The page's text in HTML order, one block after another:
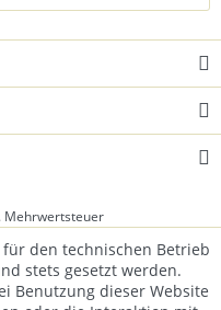
Mehrwertsteuer
für den technischen Betrieb
stets gesetzt werden.
Benutzung dieser Website